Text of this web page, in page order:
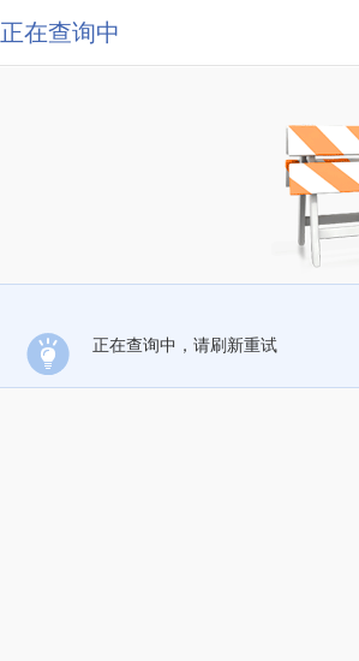
正在查询中
正在查询中，请刷新重试